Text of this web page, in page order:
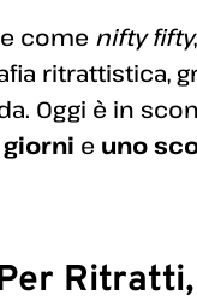
come nifty fifty
ritrattistica,
Oggi è in
e uno